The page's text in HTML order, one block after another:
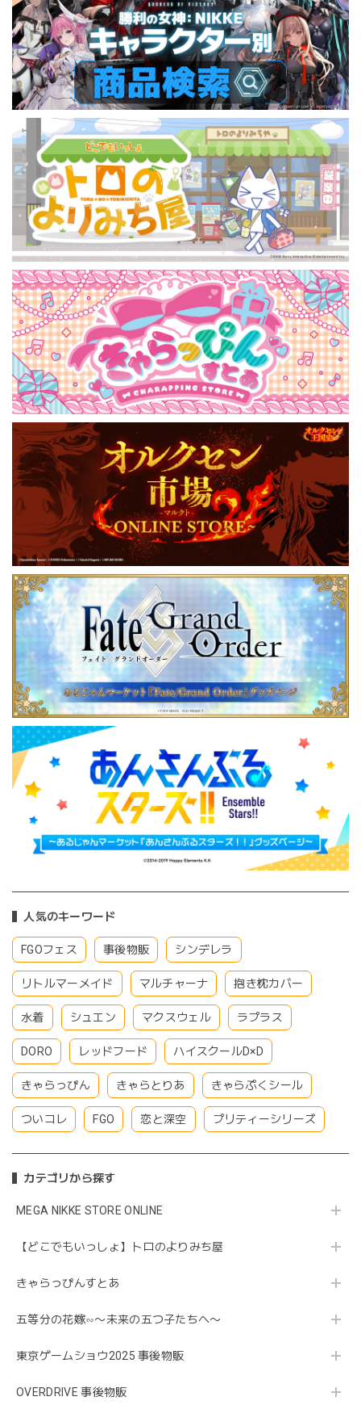
人気のキーワード
FGOフェス 事後物販 シンデレラ
リトルマーメイド マルチャーナ 抱き枕カバー
水着 シュエン マクスウェル ラプラス
DORO レッドフード ハイスクールD×D
きゃらっぴん きゃらとりあ きゃらぷくシール
ついコレ FGO 恋と深空 プリティーシリーズ
カテゴリから探す
MEGA NIKKE STORE ONLINE
【どこでもいっしょ】トロのよりみち屋
きゃらっぴんすとあ
五等分の花嫁∽〜未来の五つ子たちへ〜
東京ゲームショウ2025 事後物販
OVERDRIVE 事後物販